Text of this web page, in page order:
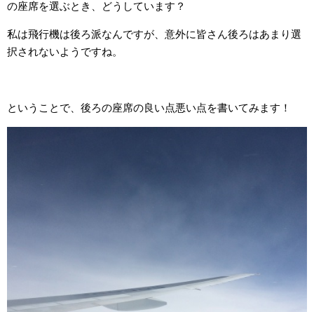
の座席を選ぶとき、どうしています？
私は飛行機は後ろ派なんですが、意外に皆さん後ろはあまり選
択されないようですね。
ということで、後ろの座席の良い点悪い点を書いてみます！